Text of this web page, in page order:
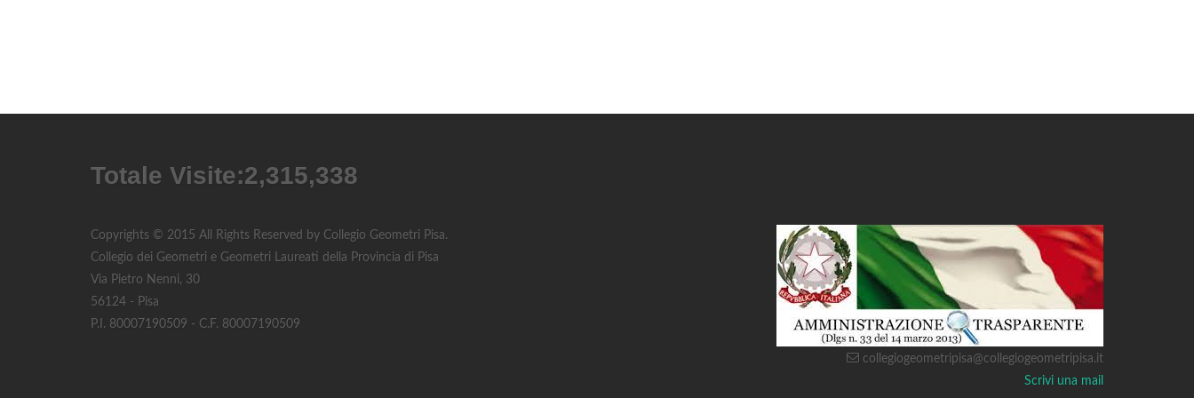
Totale Visite:2,315,338
Copyrights © 2015 All Rights Reserved by Collegio Geometri Pisa.
Collegio dei Geometri e Geometri Laureati della Provincia di Pisa
Via Pietro Nenni, 30
56124 - Pisa
P.I. 80007190509 - C.F. 80007190509
collegiogeometripisa@collegiogeometripisa.it
Scrivi una mail